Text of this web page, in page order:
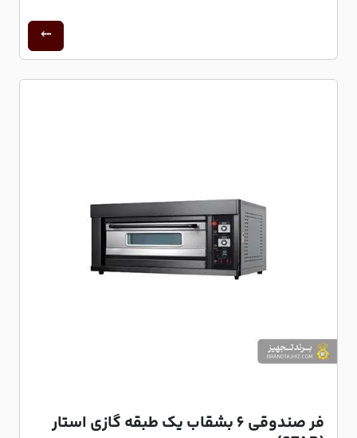
فر صندوقی 6 بشقاب یک طبقه گازی استار